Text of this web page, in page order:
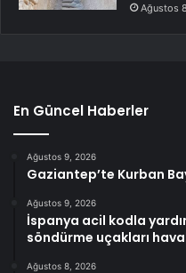
Ağustos
En Güncel Haberler
Ağustos 9, 2026
Gaziantep’te Kurban
Ağustos 9, 2026
İspanya acil kodla
söndürme uçakları
Ağustos 8, 2026